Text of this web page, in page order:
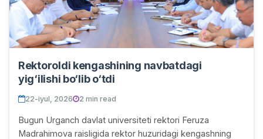
Rektoroldi kengashining navbatdagi
yig‘ilishi bo‘lib o‘tdi
22-iyul, 2026 2 min read
Bugun Urganch davlat universiteti rektori Feruza
Madrahimova raisligida rektor huzuridagi kengashning